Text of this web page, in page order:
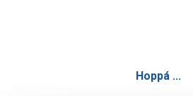
Hoppá ...